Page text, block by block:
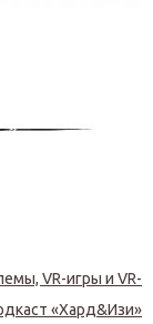
VR-игры и VR-
«Хард&Изи»